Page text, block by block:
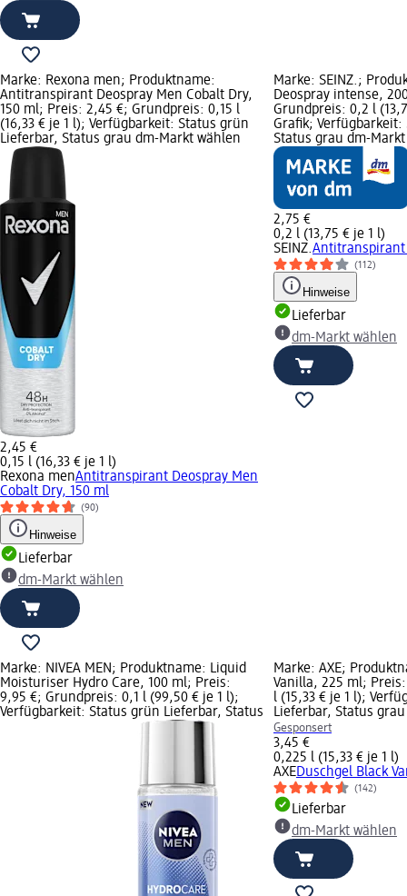
Marke: Rexona men; Produktname:
Antitranspirant Deospray Men Cobalt Dry,
150 ml; Preis: 2,45 €; Grundpreis: 0,15 l
(16,33 € je 1 l); Verfügbarkeit: Status grün
Lieferbar, Status grau dm-Markt wählen
2,45 €
0,15 l (16,33 € je 1 l)
Rexona menAntitranspirant Deospray Men
Cobalt Dry, 150 ml
(90)
Hinweise
Lieferbar
dm-Markt wählen
Marke: SEINZ.;
Deospray intense,
Grundpreis: 0,2 l
Grafik;
Status grau dm-
2,75 €
0,2 l (13,75 € je 1 l)
SEINZ.Antitranspirant
(112)
Hinweise
Lieferbar
dm-Markt wählen
Marke: NIVEA MEN; Produktname: Liquid
Moisturiser Hydro Care, 100 ml; Preis:
9,95 €; Grundpreis: 0,1 l (99,50 € je 1 l);
Verfügbarkeit: Status grün Lieferbar, Status
Marke: AXE;
Vanilla, 225 ml;
l (15,33 € je 1 l);
Lieferbar, Status
Gesponsert
3,45 €
0,225 l (15,33 € je 1 l)
AXEDuschgel Black
(142)
Lieferbar
dm-Markt wählen